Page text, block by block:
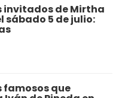
invitados de Mirtha
sábado 5 de julio:
famosos que